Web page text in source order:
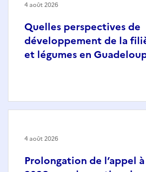
Quelles perspectives de
développement de la
et légumes en
4 août 2026
Prolongation de l’appel
4 août 2026